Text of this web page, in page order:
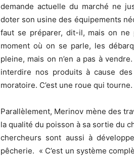
demande actuelle du marché ne
doter son usine des équipements
faut se préparer, dit-il, mais on ne
moment où on se parle, les
pleine, mais on n’en a pas à
interdire nos produits à cause
moratoire. C’est une roue qui tourne.
Parallèlement, Merinov mène des
la qualité du poisson à sa sortie du
chercheurs sont aussi à
pêcherie. « C’est un système